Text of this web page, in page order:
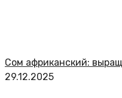
Сом африканский:
29.12.2025